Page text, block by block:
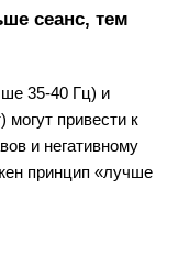
сеанс, тем
35-40 Гц) и
привести к
и негативному
принцип «лучше